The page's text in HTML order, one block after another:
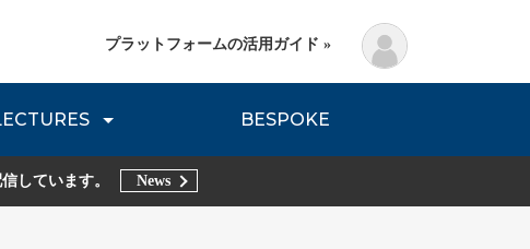
DNVB REPORT TRIBE REPORTS
Planning Method
BESPOKE
プラットフォームの活用ガイド »
しています。 News